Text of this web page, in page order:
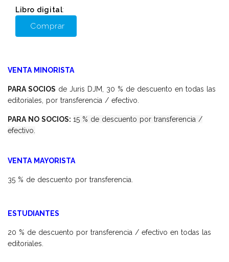
Libro digital:
Comprar
VENTA MINORISTA
PARA SOCIOS de Juris DJM, 30 % de descuento en todas las
editoriales, por transferencia / efectivo.
PARA NO SOCIOS: 15 % de descuento por transferencia /
efectivo.
VENTA MAYORISTA
35 % de descuento por transferencia.
ESTUDIANTES
20 % de descuento por transferencia / efectivo en todas las
editoriales.